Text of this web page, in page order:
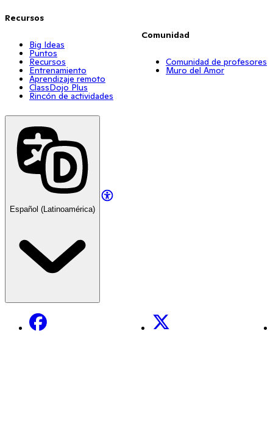
Recursos
Big Ideas
Puntos
Recursos
Entrenamiento
Aprendizaje remoto
ClassDojo Plus
Rincón de actividades
Comunidad
Comunidad de profesores
Muro del Amor
Español (Latinoamérica)
Facebook X